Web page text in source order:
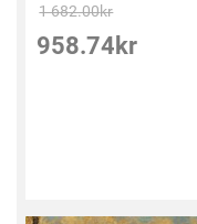
1 682.00kr
958.74 kr